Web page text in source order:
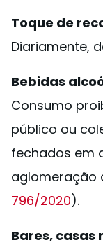
Toque de
Diariamente,
Bebidas
Consumo
público ou
fechados em
aglomeração
796/2020).
Bares, casas